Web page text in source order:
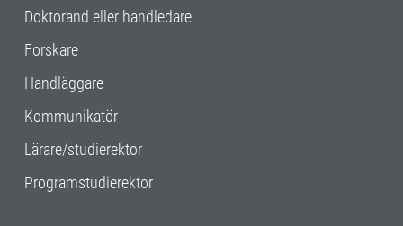
Doktorand eller handledare
Forskare
Handläggare
Kommunikatör
Lärare/studierektor
Programstudierektor